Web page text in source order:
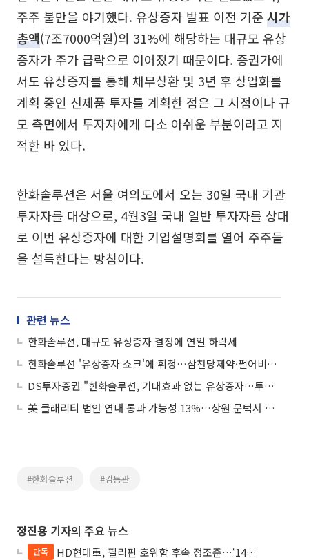
주주 불만을 야기했다. 유상증자 발표 이전 기준 시가
총액(7조7000억원)의 31%에 해당하는 대규모 유상
증자가 주가 급락으로 이어졌기 때문이다. 증권가에
서도 유상증자를 통해 채무상환 및 3년 후 상업화를
계획 중인 신제품 투자를 계획한 점은 그 시점이나 규
모 측면에서 투자자에게 다소 아쉬운 부분이라고 지
적한 바 있다.
한화솔루션은 서울 여의도에서 오는 30일 국내 기관
투자자를 대상으로, 4월3일 국내 일반 투자자를 상대
로 이번 유상증자에 대한 기업설명회를 열어 주주들
을 설득한다는 방침이다.
관련 뉴스
한화솔루션, 대규모 유상증자 결정에 연일 하락세
한화솔루션 '유상증자 쇼크'에 휘청…삼천당제약·펄어비스 '개별 호재'로 관심도↑
DS투자증권 "한화솔루션, 기대효과 없는 유상증자…투자의견 '매도'"
美 클래리티 법안 연내 통과 가능성 13%…상원 문턱서 제동
#한화솔루션 #김동관
정진용 기자의 주요 뉴스
단독 HD현대重, 필리핀 호위함 후속 정조준…‘14척+α’ 싹쓸이 노린다